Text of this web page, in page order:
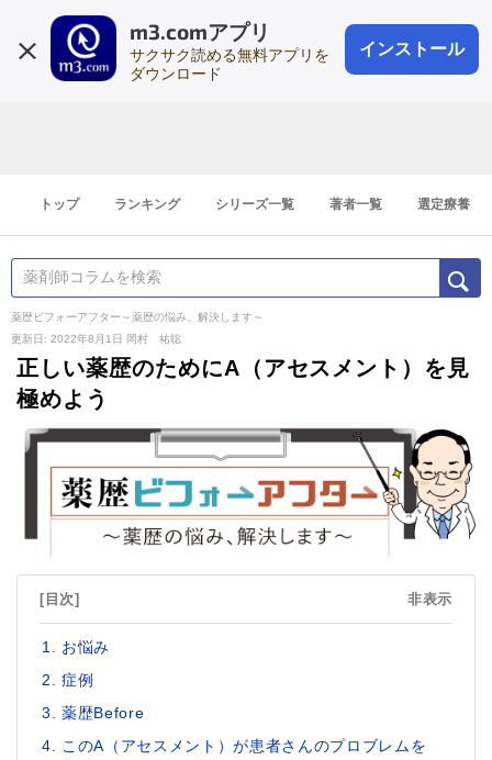
m3.comアプリ
サクサク読める無料アプリを
ダウンロード
インストール
会員登録
登録1分
トップ ランキング シリーズ一覧 著者一覧 選定療養
薬歴ビフォーアフター～薬歴の悩み、解決します～
更新日: 2022年8月1日
岡村 祐聡
正しい薬歴のためにA（アセスメント）を見
極めよう
[目次] 非表示
お悩み
症例
薬歴Before
このA（アセスメント）が患者さんのプロブレムを